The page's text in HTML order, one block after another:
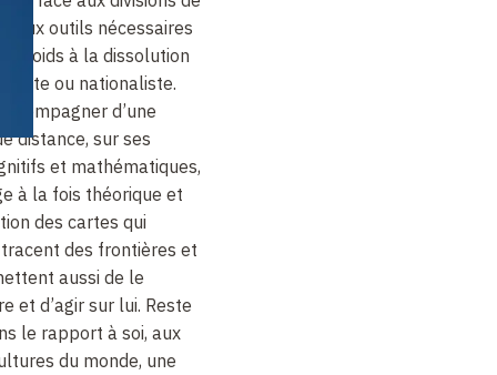
aux outils nécessaires
à la dissolution
ou nationaliste.
d’une
distance, sur ses
et mathématiques,
à la fois théorique et
des cartes qui
des frontières et
aussi de le
et d’agir sur lui. Reste
le rapport à soi, aux
du monde, une